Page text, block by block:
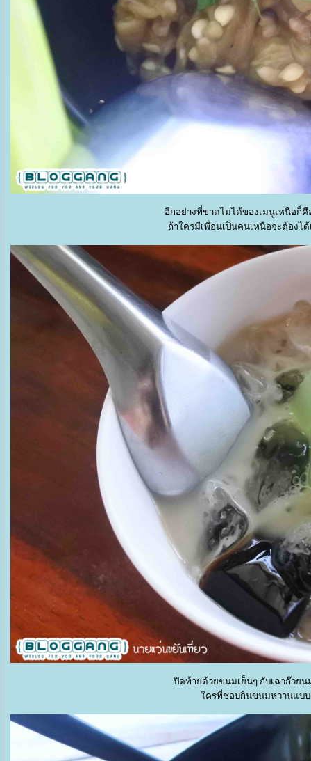
อีกอย่างที่ขาดไม่ได้ของเมนูเหนือก็
ถ้าใครมีเพื่อนเป็นคนเหนือจะต้องไ
ปิดท้ายด้วยขนมเย็นๆ กับเฉาก๊วย
ครที่ชอบกินขนมหวานแบบ